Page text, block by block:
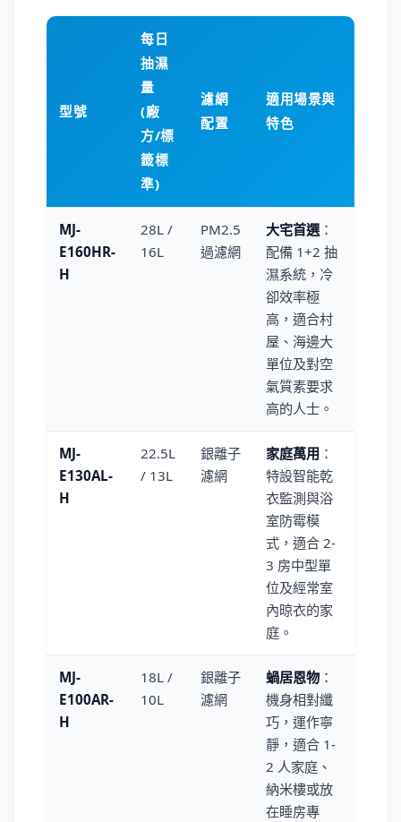
型號
每日
抽濕
量
(廠
方/標
籤標
準)
濾網
配置
適用場景與
特色
MJ-
E160HR-
H
28L /
16L
PM2.5
過濾網
大宅首選 ：
配備 1+2 抽
濕系統，冷
卻效率極
高，適合村
屋、海邊大
單位及對空
氣質素要求
高的人士。
MJ-
E130AL-
H
22.5L
/ 13L
銀離子
濾網
家庭萬用 ：
特設智能乾
衣監測與浴
室防霉模
式，適合 2-
3 房中型單
位及經常室
內晾衣的家
庭。
MJ-
E100AR-
H
18L /
10L
銀離子
濾網
蝸居恩物 ：
機身相對纖
巧，運作寧
靜，適合 1-
2 人家庭、
納米樓或放
在睡房專